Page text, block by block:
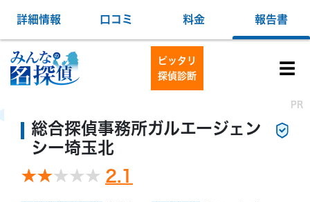
詳細情報 口コミ 料金 報告書
ピッタリ
探偵診断
☰
総合探偵事務所ガルエージェン
シー埼玉北
2.1
PR
PR